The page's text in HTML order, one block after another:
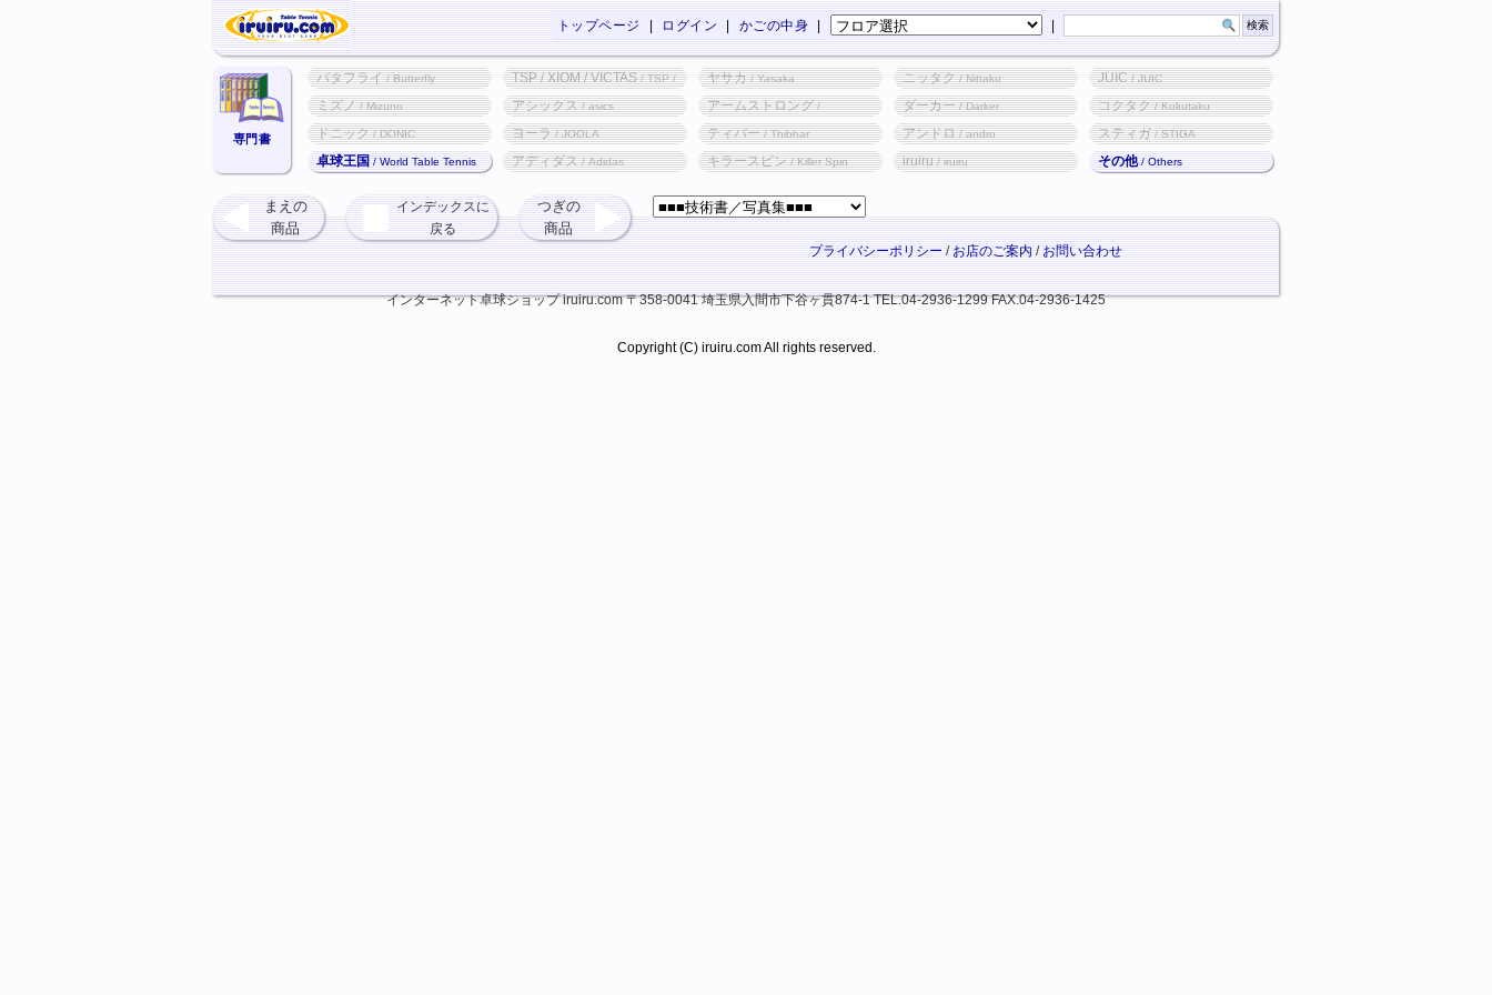
かごの中身
ログイン
トップページ
専門書
バタフライ/ Butterfly TSP / XIOM / VICTAS/ TSP /
XIOM / VICTAS
ヤサカ/ Yasaka ニッタク/ Nittaku JUIC/ JUIC
ミズノ/ Mizuno アシックス/ asics アームストロング/
Armstrong
ダーカー/ Darker コクタク/ Kokutaku
ドニック/ DONIC ヨーラ/ JOOLA ティバー/ Thibhar アンドロ/ andro スティガ/ STIGA
卓球王国/ World Table Tennis アディダス/ Adidas キラースピン/ Killer Spin iruiru/ iruiru その他/ Others
まえの
商品
インデックスに
戻る
つぎの
商品
プライバシーポリシー/お店のご案内/お問い合わせ
インターネット卓球ショップ iruiru.com〒358-0041 埼玉県入間市下谷ヶ貫874-1TEL.04-2936-1299 FAX.04-2936-1425
Copyright (C) iruiru.com All rights reserved.